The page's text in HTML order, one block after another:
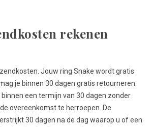
rekenen
Jouw ring Snake wordt gratis
je binnen 30 dagen gratis retourneren.
een termijn van 30 dagen zonder
overeenkomst te herroepen. De
30 dagen na de dag waarop u of een